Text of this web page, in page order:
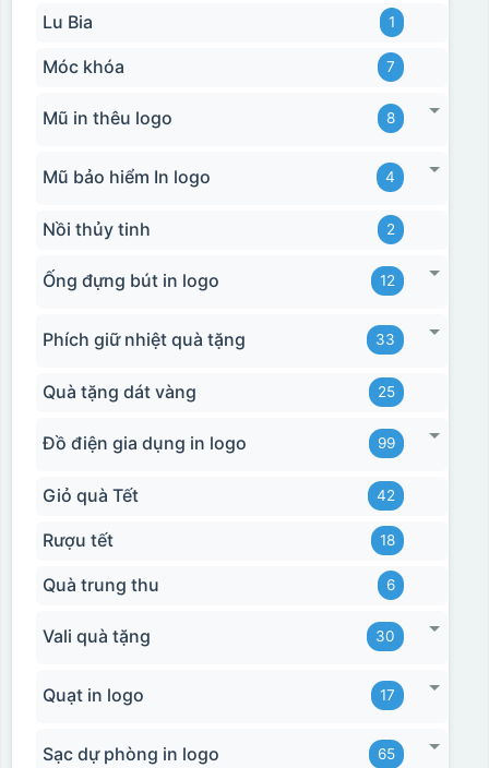
Lu Bia 1
Móc khóa 7
Mũ in thêu logo 8
Mũ bảo hiểm In logo 4
Nồi thủy tinh 2
Ống đựng bút in logo 12
Phích giữ nhiệt quà tặng 33
Quà tặng dát vàng 25
Đồ điện gia dụng in logo 99
Giỏ quà Tết 42
Rượu tết 18
Quà trung thu 6
Vali quà tặng 30
Quạt in logo 17
Sạc dự phòng in logo 65